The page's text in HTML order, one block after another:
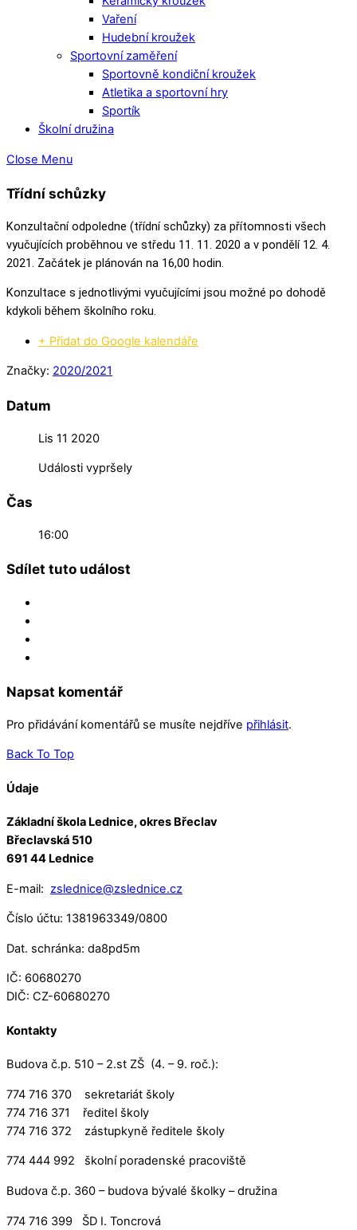
Vaření
Hudební kroužek
Sportovní zaměření
Sportovně kondiční kroužek
Atletika a sportovní hry
Sportík
Školní družina
Close Menu
Třídní schůzky
Konzultační odpoledne (třídní schůzky) za přítomnosti všech
vyučujících proběhnou ve středu 11. 11. 2020 a v pondělí 12. 4.
2021. Začátek je plánován na 16,00 hodin.
Konzultace s jednotlivými vyučujícími jsou možné po dohodě
kdykoli během školního roku.
+ Přidat do Google kalendáře
Značky: 2020/2021
Datum
Lis 11 2020
Události vypršely
Čas
16:00
Sdílet tuto událost
Napsat komentář
Pro přidávání komentářů se musíte nejdříve přihlásit.
Back To Top
Údaje
Základní škola Lednice, okres Břeclav
Břeclavská 510
691 44 Lednice
E-mail: zslednice@zslednice.cz
Číslo účtu: 1381963349/0800
Dat. schránka: da8pd5m
IČ: 60680270
DIČ: CZ-60680270
Kontakty
Budova č.p. 510 – 2.st ZŠ (4. – 9. roč.):
774 716 370 sekretariát školy
774 716 371 ředitel školy
774 716 372 zástupkyně ředitele školy
774 444 992 školní poradenské pracoviště
Budova č.p. 360 – budova bývalé školky – družina
774 716 399 ŠD I. Toncrová